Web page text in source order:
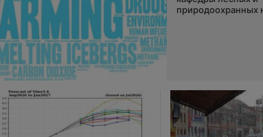
природоохранных